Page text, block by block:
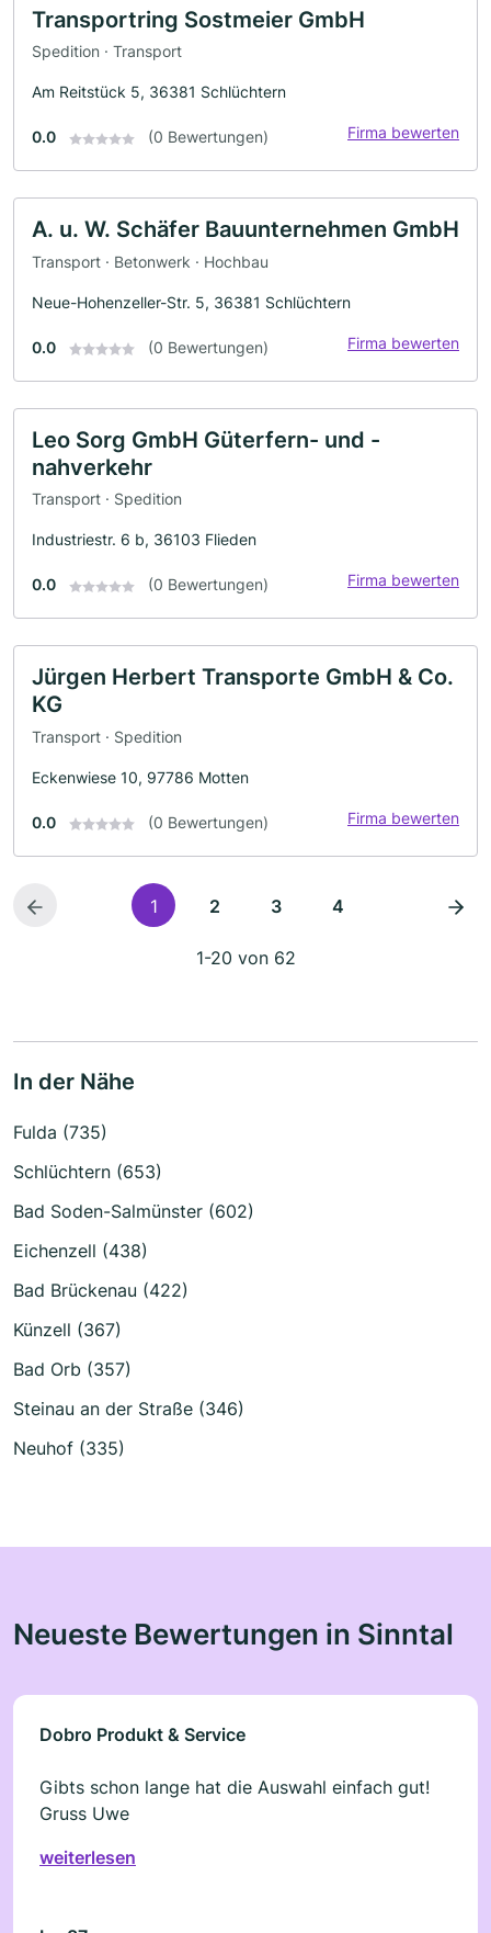
Transportring Sostmeier GmbH
Spedition · Transport
Am Reitstück 5, 36381 Schlüchtern
0.0 (0 Bewertungen) Firma bewerten
A. u. W. Schäfer Bauunternehmen GmbH
Transport · Betonwerk · Hochbau
Neue-Hohenzeller-Str. 5, 36381 Schlüchtern
0.0 (0 Bewertungen) Firma bewerten
Leo Sorg GmbH Güterfern- und -
nahverkehr
Transport · Spedition
Industriestr. 6 b, 36103 Flieden
0.0 (0 Bewertungen) Firma bewerten
Jürgen Herbert Transporte GmbH & Co.
KG
Transport · Spedition
Eckenwiese 10, 97786 Motten
0.0 (0 Bewertungen) Firma bewerten
1 2 3 4
1-20 von 62
In der Nähe
Fulda (735)
Schlüchtern (653)
Bad Soden-Salmünster (602)
Eichenzell (438)
Bad Brückenau (422)
Künzell (367)
Bad Orb (357)
Steinau an der Straße (346)
Neuhof (335)
Neueste Bewertungen in Sinntal
Dobro Produkt & Service
Gibts schon lange hat die Auswahl einfach gut!
Gruss Uwe
weiterlesen